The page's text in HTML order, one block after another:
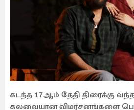
கடந்த 17ஆம் தேதி திரைக்கு
கலவையான விமர்சனங்களை